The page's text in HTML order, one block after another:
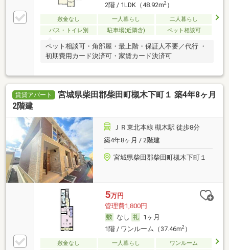
2階 / 1LDK（48.92m2）
敷金なし 一人暮らし
二人暮らし
バス・トイレ別
駐車場(近隣含) ペット相談可
ペット相談可・角部屋・最上階・保証人不要／代行 ・
初期費用カード決済可・家賃カード決済可
賃貸アパート
宮城県柴田郡柴田町槻木下町１ 築4年8ヶ月
2階建
ＪＲ東北本線 槻木駅 徒歩8分
築4年8ヶ月 / 2階建
宮城県柴田郡柴田町槻木下町１
5万円
管理費1,800円
なし
1ヶ月
1階 / ワンルーム（37.46m2）
敷金なし 一人暮らし
ワンルーム